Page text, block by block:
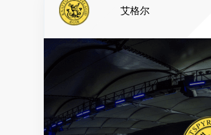
艾格尔